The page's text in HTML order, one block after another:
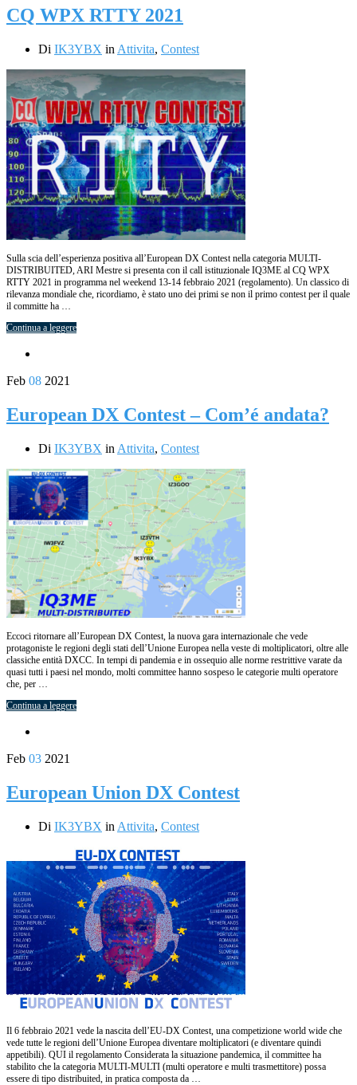
CQ WPX RTTY 2021
Di IK3YBX in Attivita, Contest
Sulla scia dell’esperienza positiva all’European DX Contest nella categoria MULTI-
DISTRIBUITED, ARI Mestre si presenta con il call istituzionale IQ3ME al CQ WPX
RTTY 2021 in programma nel weekend 13-14 febbraio 2021 (regolamento). Un classico di
rilevanza mondiale che, ricordiamo, è stato uno dei primi se non il primo contest per il quale
il committe ha …
Continua a leggere
Feb 08 2021
European DX Contest – Com’é andata?
Di IK3YBX in Attivita, Contest
Eccoci ritornare all’European DX Contest, la nuova gara internazionale che vede
protagoniste le regioni degli stati dell’Unione Europea nella veste di moltiplicatori, oltre alle
classiche entità DXCC. In tempi di pandemia e in ossequio alle norme restrittive varate da
quasi tutti i paesi nel mondo, molti committee hanno sospeso le categorie multi operatore
che, per …
Continua a leggere
Feb 03 2021
European Union DX Contest
Di IK3YBX in Attivita, Contest
Il 6 febbraio 2021 vede la nascita dell’EU-DX Contest, una competizione world wide che
vede tutte le regioni dell’Unione Europea diventare moltiplicatori (e diventare quindi
appetibili). QUI il regolamento Considerata la situazione pandemica, il committee ha
stabilito che la categoria MULTI-MULTI (multi operatore e multi trasmettitore) possa
essere di tipo distribuited, in pratica composta da …